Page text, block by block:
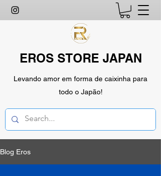
EROS STORE JAPAN
Levando amor em forma de caixinha para
todo o Japão!
Blog Eros